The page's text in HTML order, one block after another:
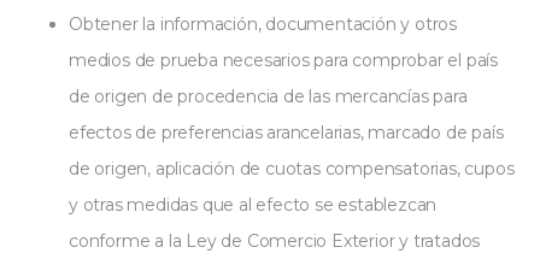
Obtener la información, documentación y otros
medios de prueba necesarios para comprobar el país
de origen de procedencia de las mercancías para
efectos de preferencias arancelarias, marcado de país
de origen, aplicación de cuotas compensatorias, cupos
y otras medidas que al efecto se establezcan
conforme a la Ley de Comercio Exterior y tratados